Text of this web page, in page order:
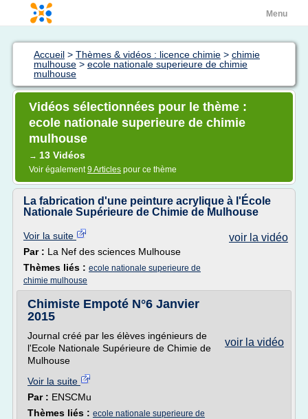
Menu
Accueil > Thèmes & vidéos : licence chimie > chimie
mulhouse > ecole nationale superieure de chimie
mulhouse
Vidéos sélectionnées pour le thème :
ecole nationale superieure de chimie
mulhouse
→ 13 Vidéos
Voir également9 Articles pour ce thème
La fabrication d'une peinture acrylique à l'École
Nationale Supérieure de Chimie de Mulhouse
voir la vidéo
Voir la suite
Par : La Nef des sciences Mulhouse
Thèmes liés : ecole nationale superieure de
chimie mulhouse
Chimiste Empoté N°6 Janvier
2015
voir la vidéo
Journal créé par les élèves ingénieurs de
l'Ecole Nationale Supérieure de Chimie de
Mulhouse
Voir la suite
Par : ENSCMu
Thèmes liés : ecole nationale superieure de